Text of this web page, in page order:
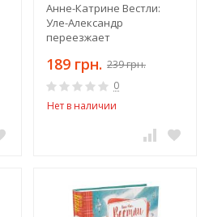
Анне-Катрине Вестли:
Уле-Александр
переезжает
189 грн. 239 грн.
0
Нет в наличии